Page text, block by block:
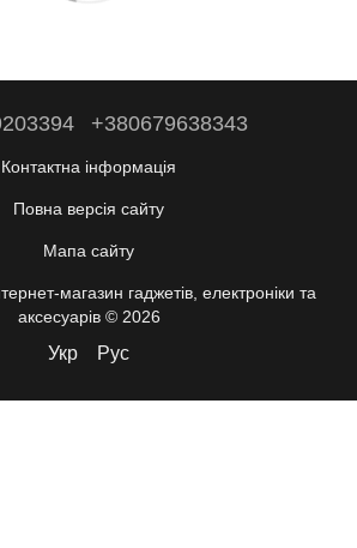
+380679638343
Контактна інформація
Повна версія сайту
Мапа сайту
магазин гаджетів, електроніки та
аксесуарів © 2026
Укр Рус